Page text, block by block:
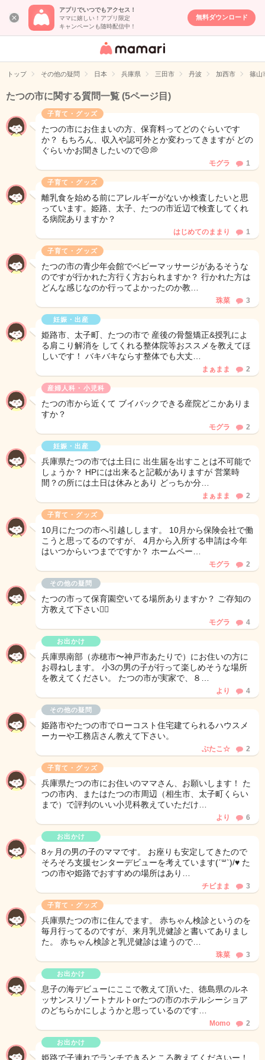
アプリでいつでもアクセス！
ママに嬉しい！アプリ限定
キャンペーンも随時配信中！
無料ダウンロード
女性専用匿名QA
イト
トップ その他の疑問 日本 兵庫県 三田市 丹波 加西市 篠山
たつの市に関する質問一覧 (5ページ目)
子育て・グッズ
たつの市にお住まいの方、保育料ってどのぐらいです
か？ もちろん、収入や認可外とか変わってきますが どの
ぐらいかお聞きしたいので😣💭
モグラ 1
子育て・グッズ
離乳食を始める前にアレルギーがないか検査したいと思
っています。姫路、太子、たつの市近辺で検査してくれ
る病院ありますか？
はじめてのままり 1
子育て・グッズ
たつの市の青少年会館でベビーマッサージがあるそうな
のですが行かれた方行く方おられますか？ 行かれた方は
どんな感じなのか行ってよかったのか教…
珠菜 3
妊娠・出産
姫路市、太子町、たつの市で 産後の骨盤矯正&授乳によ
る肩こり解消を してくれる整体院等おススメを教えてほ
しいです！ バキバキならす整体でも大丈…
まぁまま 2
産婦人科・小児科
たつの市から近くて ブイバックできる産院どこかありま
すか？
モグラ 2
妊娠・出産
兵庫県たつの市では土日に 出生届を出すことは不可能で
しょうか？ HPには出来ると記載がありますが 営業時
間？の所には土日は休みとあり どっちか分…
まぁまま 2
子育て・グッズ
10月にたつの市へ引越しします。 10月から保険会社で働
こうと思ってるのですが、 4月から入所する申請は今年
はいつからいつまでですか？ ホームペー…
モグラ 2
その他の疑問
たつの市って保育園空いてる場所ありますか？ ご存知の
方教えて下さい🙇‍♀️
モグラ 4
お出かけ
兵庫県南部（赤穂市〜神戸市あたりで）にお住いの方に
お尋ねします。 小3の男の子が行って楽しめそうな場所
を教えてください。 たつの市が実家で、８…
より 4
その他の疑問
姫路市やたつの市でローコスト住宅建てられるハウスメ
ーカーや工務店さん教えて下さい。
ぶたこ☆ 2
子育て・グッズ
兵庫県たつの市にお住いのママさん、お願いします！ た
つの市内、またはたつの市周辺（相生市、太子町くらい
まで）で評判のいい小児科教えていただけ…
より 6
お出かけ
8ヶ月の男の子のママです。 お座りも安定してきたので
そろそろ支援センターデビューを考えています(ˊ꒳ˋ)/♥︎ た
つの市や姫路でおすすめの場所はあり…
チビまま 3
子育て・グッズ
兵庫県たつの市に住んでます。 赤ちゃん検診というのを
毎月行ってるのですが、来月乳児健診と書いてありまし
た。 赤ちゃん検診と乳児健診は違うので…
珠菜 3
お出かけ
息子の海デビューにここで教えて頂いた、徳島県のルネ
ッサンスリゾートナルトorたつの市のホテルシーショア
のどちらかにしようかと思っているのです…
Momo 2
お出かけ
姫路で子連れでランチできるところ教えてくださいー！